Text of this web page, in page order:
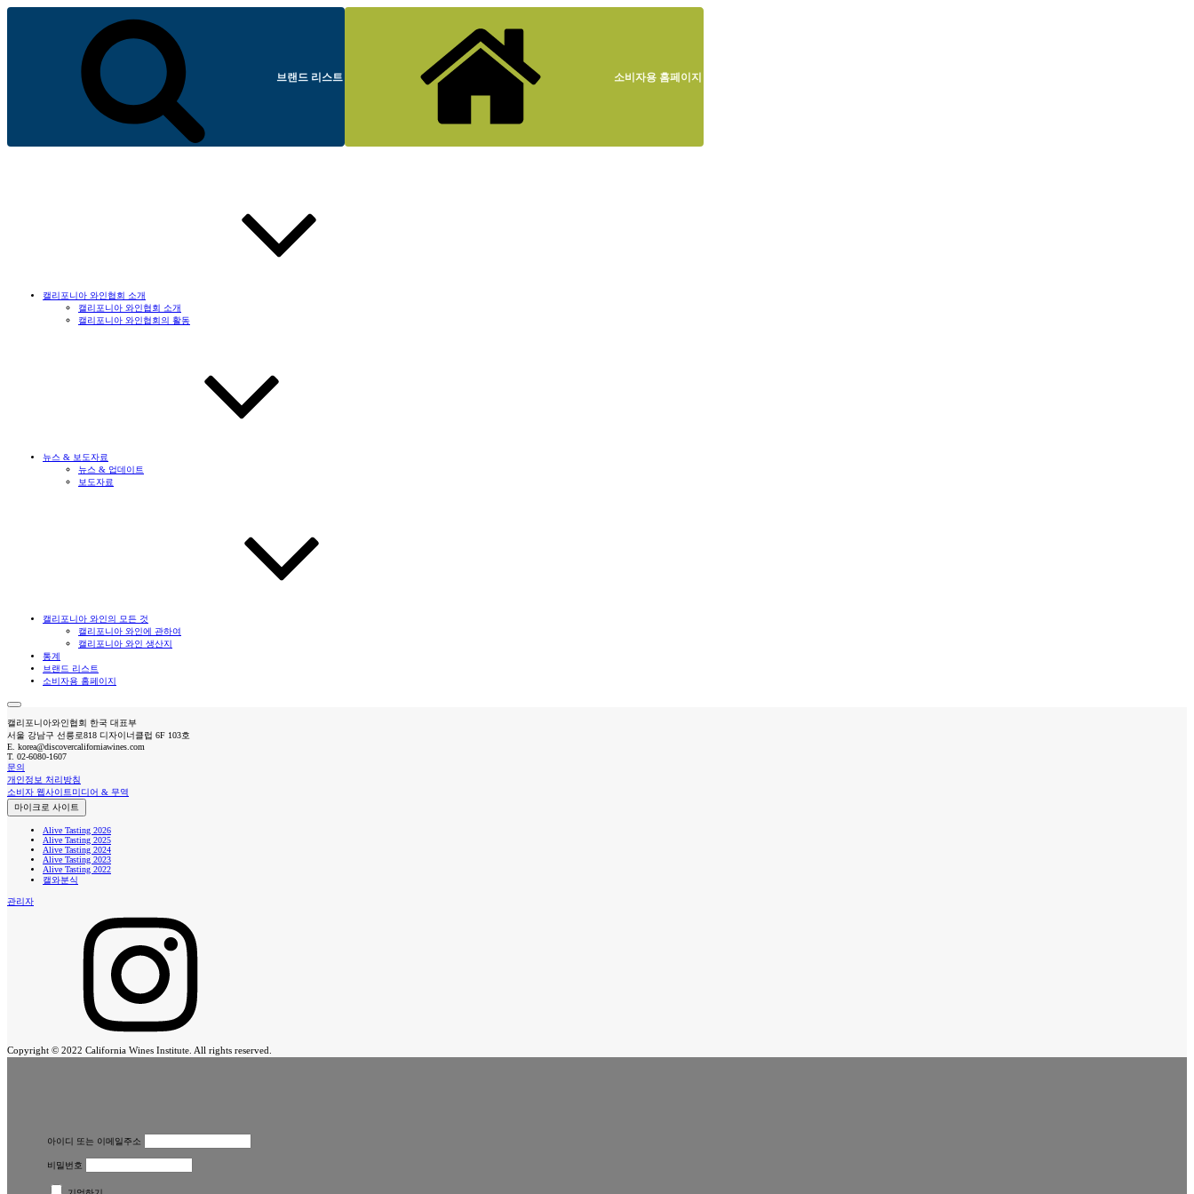
브랜드 리스트 소비자용 홈페이지
캘리포니아 와인협회 소개
캘리포니아 와인협회 소개
캘리포니아 와인협회의 활동
뉴스 & 보도자료
뉴스 & 업데이트
보도자료
캘리포니아 와인의 모든 것
캘리포니아 와인에 관하여
캘리포니아 와인 생산지
통계
브랜드 리스트
소비자용 홈페이지
캘리포니아와인협회 한국 대표부
서울 강남구 선릉로818 디자이너클럽 6F 103호
E. korea@discovercaliforniawines.com
T. 02-6080-1607
문의
개인정보 처리방침
소비자 웹사이트미디어 & 무역
마이크로 사이트
Alive Tasting 2026
Alive Tasting 2025
Alive Tasting 2024
Alive Tasting 2023
Alive Tasting 2022
캘와분식
관리자
Copyright © 2022 California Wines Institute. All rights reserved.
아이디 또는 이메일주소
비밀번호